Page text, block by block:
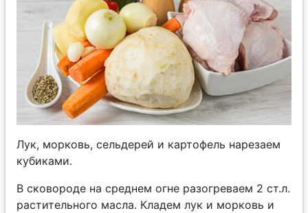
Лук, морковь, сельдерей и картофель нарезаем
кубиками.
В сковороде на среднем огне разогреваем 2 ст.л.
растительного масла. Кладем лук и морковь и